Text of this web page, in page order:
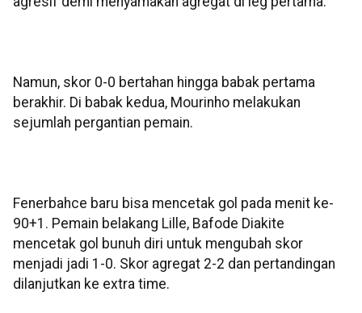
Namun, skor 0-0 bertahan hingga babak pertama
berakhir. Di babak kedua, Mourinho melakukan
sejumlah pergantian pemain.
Fenerbahce baru bisa mencetak gol pada menit ke-
90+1. Pemain belakang Lille, Bafode Diakite
mencetak gol bunuh diri untuk mengubah skor
menjadi jadi 1-0. Skor agregat 2-2 dan pertandingan
dilanjutkan ke extra time.